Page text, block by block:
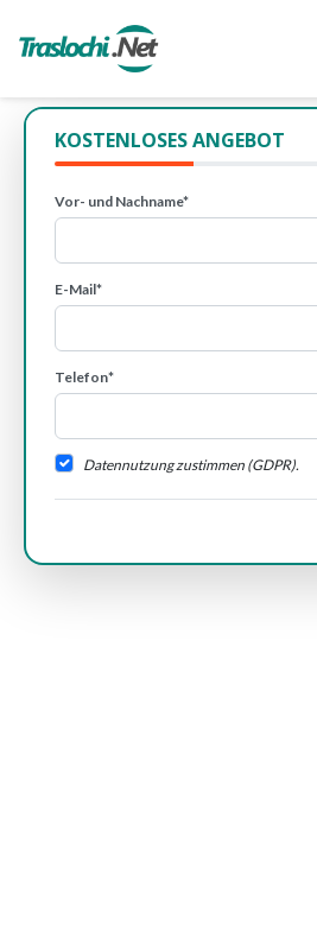
KOSTENLOSES ANGEBOT
Vor- und Nachname*
E-Mail*
Telefon*
Datennutzung zustimmen (GDPR).